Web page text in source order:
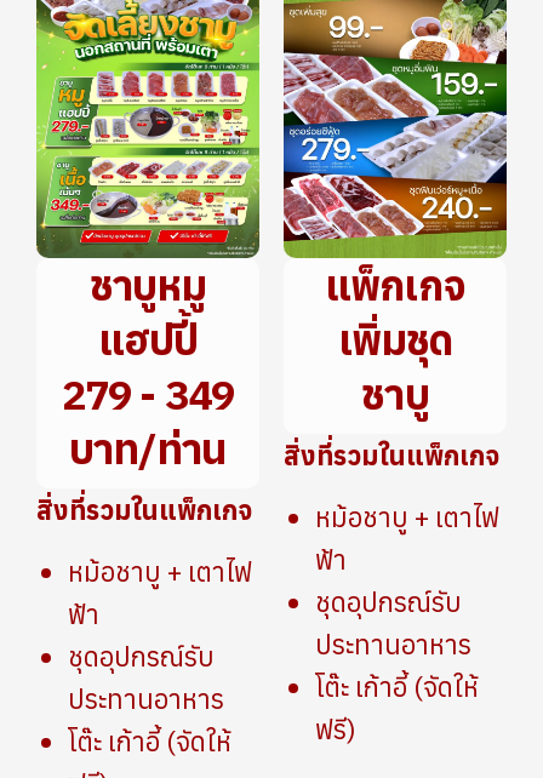
ชาบูหมู
แฮปปี้
279 - 349
บาท/ท่าน
สิ่งที่รวมในแพ็กเกจ
หม้อชาบู + เตาไฟ
ฟ้า
ชุดอุปกรณ์รับ
ประทานอาหาร
โต๊ะ เก้าอี้ (จัดให้
แพ็กเกจ
เพิ่มชุด
ชาบู
สิ่งที่รวมในแพ็กเกจ
หม้อชาบู + เตาไฟ
ฟ้า
ชุดอุปกรณ์รับ
ประทานอาหาร
โต๊ะ เก้าอี้ (จัดให้
ฟรี)